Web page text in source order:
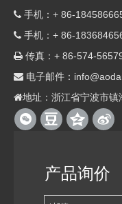
 手机：+ 86-
 手机：+ 86-
 传真：+ 86-574-
 电子邮件：
地址：浙江省宁波市
产品询价